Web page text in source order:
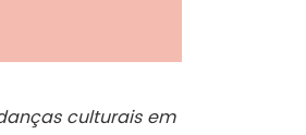
culturais em